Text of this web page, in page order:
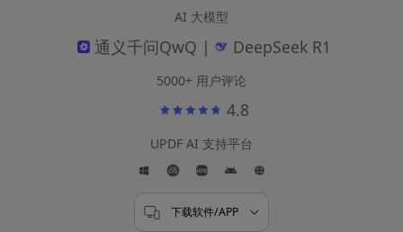
AI 大模型
通义千问QwQ |
4.8
UPDF AI 支持平台